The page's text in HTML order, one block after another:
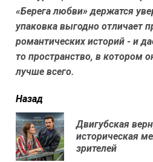
«Берега любви» держатся
упаковка выгодно отличает
романтических историй - и
то пространство, в котором
лучше всего.
читать
еще
Назад
Двигубская
историческая
зрителей